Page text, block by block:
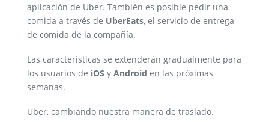
aplicación de Uber. También es posible pedir una
comida a través de UberEats, el servicio de entrega
de comida de la compañía.
Las características se extenderán gradualmente para
los usuarios de iOS y Android en las próximas
semanas.
Uber, cambiando nuestra manera de traslado.